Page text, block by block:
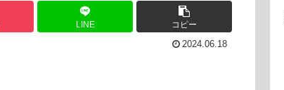
LINE コピー
2024.06.18